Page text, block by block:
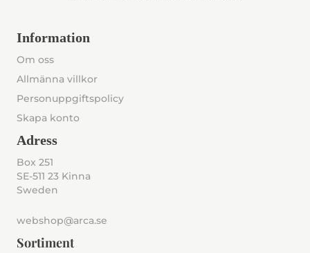
Information
Om oss
Allmänna villkor
Personuppgiftspolicy
Skapa konto
Adress
Box 251
SE-511 23 Kinna
Sweden
webshop@arca.se
Sortiment